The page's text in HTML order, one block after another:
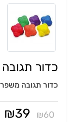
כדור תגובה
כדור תגובה
₪60
₪39